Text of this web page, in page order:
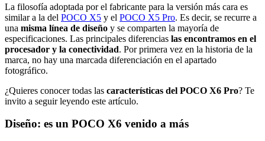
La filosofía adoptada por el fabricante para la versión más cara es
similar a la del POCO X5 y el POCO X5 Pro. Es decir, se recurre a
una misma línea de diseño y se comparten la mayoría de
especificaciones. Las principales diferencias las encontramos en el
procesador y la conectividad. Por primera vez en la historia de la
marca, no hay una marcada diferenciación en el apartado
fotográfico.
¿Quieres conocer todas las características del POCO X6 Pro? Te
invito a seguir leyendo este artículo.
Diseño: es un POCO X6 venido a más